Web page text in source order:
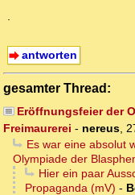
.
antworten
gesamter Thread:
Eröffnungsfeier der
Freimaurerei - nereus,
Es war eine absolut
Olympiade der
Hier ein paar
Propaganda (mV) -